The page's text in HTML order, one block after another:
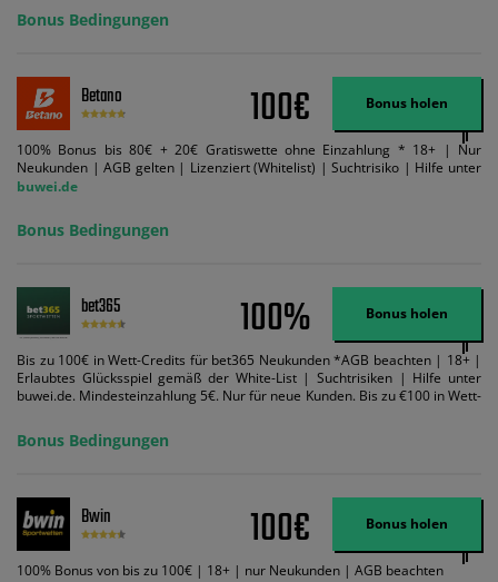
Bedingungen können geändert werden. AGB gelten. Lizenziert; Hilfe bei
Suchtrisiken: buwei.de.
Bonus Bedingungen
Betano 100€ Bonus holen
100% Bonus bis 80€ + 20€ Gratiswette ohne Einzahlung * 18+ | Nur
Neukunden | AGB gelten | Lizenziert (Whitelist) | Suchtrisiko | Hilfe unter
buwei.de
Bonus Bedingungen
bet365 100% Bonus holen
Bis zu 100€ in Wett-Credits für bet365 Neukunden *AGB beachten | 18+ |
Erlaubtes Glücksspiel gemäß der White-List | Suchtrisiken | Hilfe unter
buwei.de. Mindesteinzahlung 5€. Nur für neue Kunden. Bis zu €100 in Wett-
ein und wir geben Ihnen die entsprechende qualifizierende Einzahlung in
Wett-Credits, wenn Sie qualifizierende Wetten im gleichen Wert platzieren
Wett-Credits aus. Es gelten die AGB, Zeitlimits und Ausnahmen. Der Bonus-
Code VIPANGEBOT kann während der Anmeldung benutzt werden, jedoch
ändert dies den Angebotsbetrag in keinster Weise.
Bonus Bedingungen
Bwin 100€ Bonus holen
100% Bonus von bis zu 100€ | 18+ | nur Neukunden | AGB beachten